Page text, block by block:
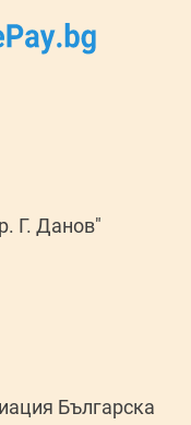
Г. Данов"
Българска